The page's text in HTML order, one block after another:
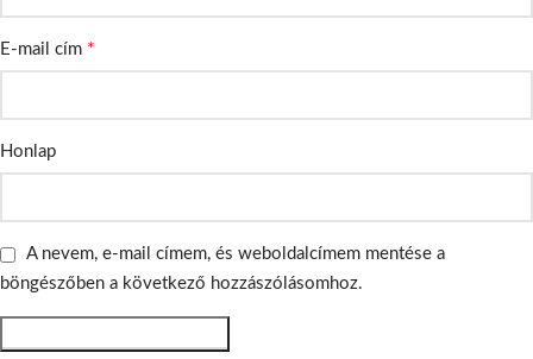
E-mail cím *
Honlap
A nevem, e-mail címem, és weboldalcímem mentése a
böngészőben a következő hozzászólásomhoz.